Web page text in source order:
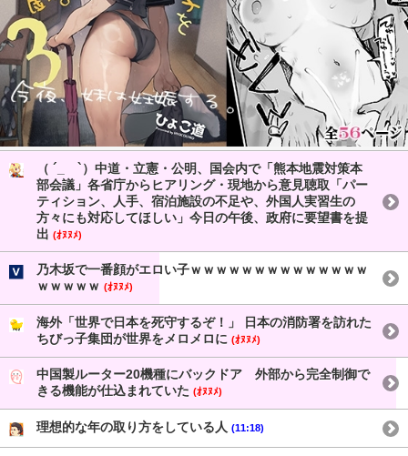
（ ´_ゝ`）中道・立憲・公明、国会内で「熊本地震対策本
部会議」各省庁からヒアリング・現地から意見聴取「パー
ティション、人手、宿泊施設の不足や、外国人実習生の
方々にも対応してほしい」今日の午後、政府に要望書を提
出 (ｵﾇﾇﾒ)
乃木坂で一番顔がエロい子ｗｗｗｗｗｗｗｗｗｗｗｗｗｗ
ｗｗｗｗｗ (ｵﾇﾇﾒ)
海外「世界で日本を死守するぞ！」 日本の消防署を訪れた
ちびっ子集団が世界をメロメロに (ｵﾇﾇﾒ)
中国製ルーター20機種にバックドア 外部から完全制御で
きる機能が仕込まれていた (ｵﾇﾇﾒ)
理想的な年の取り方をしている人 (11:18)